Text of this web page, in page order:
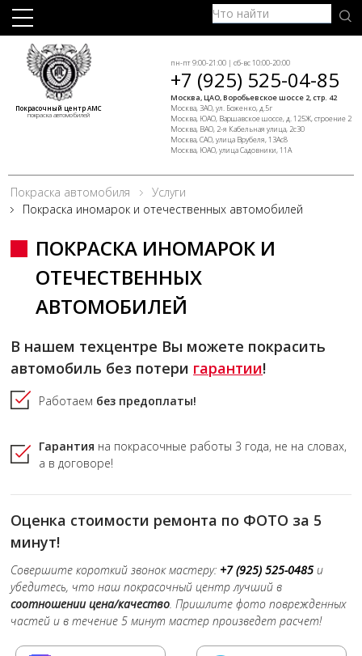
Покрасочный центр АМС
покраска автомобилей
пн-пт 9:00-21:00 | сб-вс 10:00-20:00
+7 (925) 525-04-85
Москва, ЦАО, Воробьевское шоссе 2, стр. 42
Москва, ЗАО, ул. Боженко, д.5г
Москва, ЮАО, Варшавское шоссе, д. 125Ж, строение 2
Москва, ВАО, 2-я Кабельная улица, 2с30
Москва, САО, улица Врубеля, 13Ас8
Москва, ЮАО, улица Садовники, 11А
Покраска автомобиля
Услуги
Покраска иномарок и отечественных автомобилей
ПОКРАСКА ИНОМАРОК И
ОТЕЧЕСТВЕННЫХ
АВТОМОБИЛЕЙ
В нашем техцентре Вы можете покрасить
автомобиль без потери гарантии!
Работаем без предоплаты!
Гарантия на покрасочные работы 3 года, не на словах,
а в договоре!
Оценка стоимости ремонта по ФОТО за 5
минут!
Совершите короткий звонок мастеру: +7 (925) 525-0485 и
убедитесь, что наш покрасочный центр лучший в
соотношении цена/качество. Пришлите фото поврежденных
частей и в течение 5 минут мастер произведет расчет!